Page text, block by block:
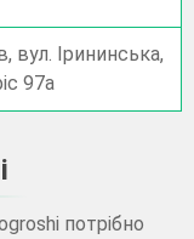
вул. Ірининська,
97а
потрібно